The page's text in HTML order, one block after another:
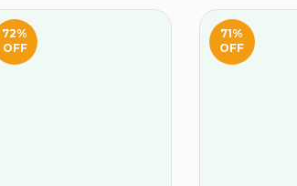
72%
OFF
71%
OFF